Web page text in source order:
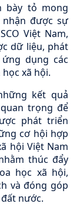
bày tỏ mong
được sự
Việt Nam,
dữ liệu, phát
dụng các
xã hội.
kết quả
trọng để
phát triển
cơ hội hợp
hội Việt Nam
thúc đẩy
học xã hội,
và đóng góp
nước.